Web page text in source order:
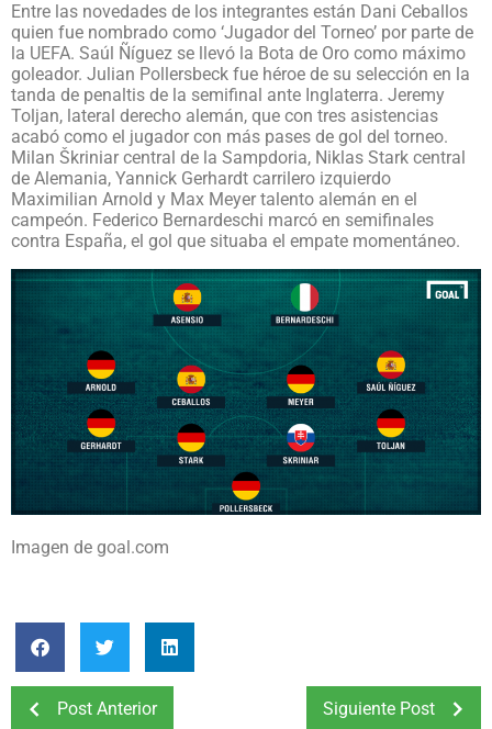
Entre las novedades de los integrantes están Dani Ceballos
quien fue nombrado como ‘Jugador del Torneo’ por parte de
la UEFA. Saúl Ñíguez se llevó la Bota de Oro como máximo
goleador. Julian Pollersbeck fue héroe de su selección en la
tanda de penaltis de la semifinal ante Inglaterra. Jeremy
Toljan, lateral derecho alemán, que con tres asistencias
acabó como el jugador con más pases de gol del torneo.
Milan Škriniar central de la Sampdoria, Niklas Stark central
de Alemania, Yannick Gerhardt carrilero izquierdo
Maximilian Arnold y Max Meyer talento alemán en el
campeón. Federico Bernardeschi marcó en semifinales
contra España, el gol que situaba el empate momentáneo.
Imagen de goal.com
Post Anterior Siguiente Post